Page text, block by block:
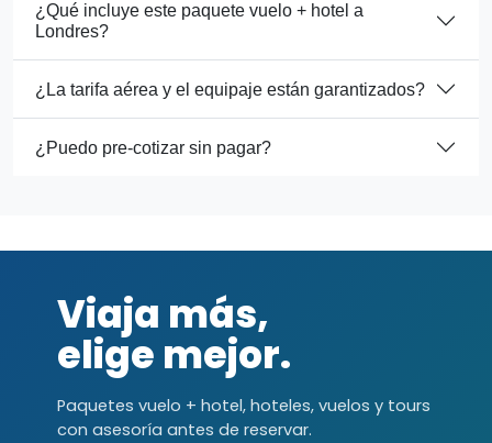
¿Qué incluye este paquete vuelo + hotel a
Londres?
¿La tarifa aérea y el equipaje están garantizados?
¿Puedo pre-cotizar sin pagar?
Viaja más,
elige mejor.
Paquetes vuelo + hotel, hoteles, vuelos y tours
con asesoría antes de reservar.